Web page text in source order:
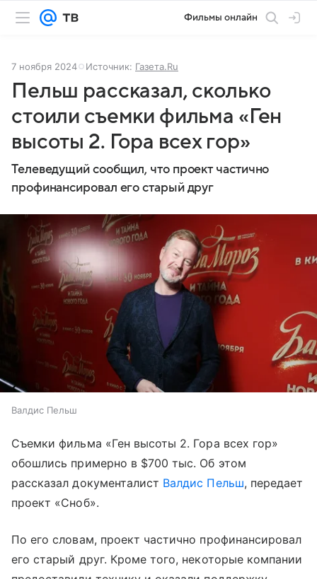
Фильмы онлайн
7 ноября 2024 Источник: Газета.Ru
Пельш рассказал, сколько
стоили съемки фильма «Ген
высоты 2. Гора всех гор»
Телеведущий сообщил, что проект частично
профинансировал его старый друг
Валдис Пельш
Съемки фильма «Ген высоты 2. Гора всех гор»
обошлись примерно в $700 тыс. Об этом
рассказал документалист Валдис Пельш, передает
проект «Сноб».
По его словам, проект частично профинансировал
его старый друг. Кроме того, некоторые компании